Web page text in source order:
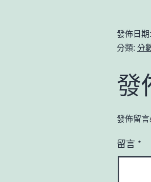
發佈日期:
分類: 分
發
發佈留
留言 *